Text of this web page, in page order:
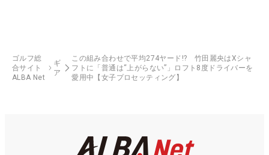
ゴルフ総
合サイト
ALBA Net
ギ
ア
この組み合わせで平均274ヤード!? 竹田麗央はXシャ
フトに「普通は“上がらない”」ロフト8度ドライバーを
愛用中【女子プロセッティング】